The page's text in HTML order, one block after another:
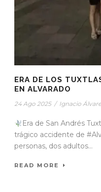
ERA DE LOS
EN ALVARADO
24 Ago 2025 / Ignacio
Era de San Andrés
trágico accidente de
personas, dos adultos...
READ MORE